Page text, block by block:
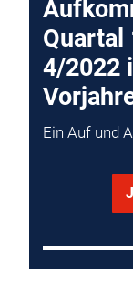
Quartal
4/2022
Ein Auf und